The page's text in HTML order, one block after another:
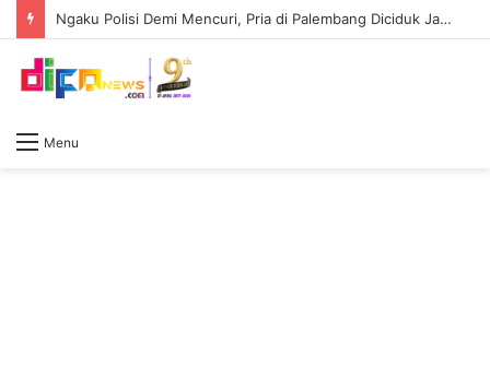
Ngaku Polisi Demi Mencuri, Pria di Palembang Diciduk Jatanras Polda Sumsel
Menu